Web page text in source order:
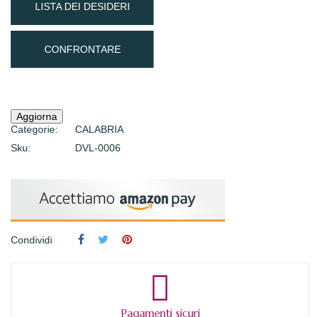
LISTA DEI DESIDERI
CONFRONTARE
Categorie:
CALABRIA
Sku:
DVL-0006
Condividi
Pagamenti sicuri